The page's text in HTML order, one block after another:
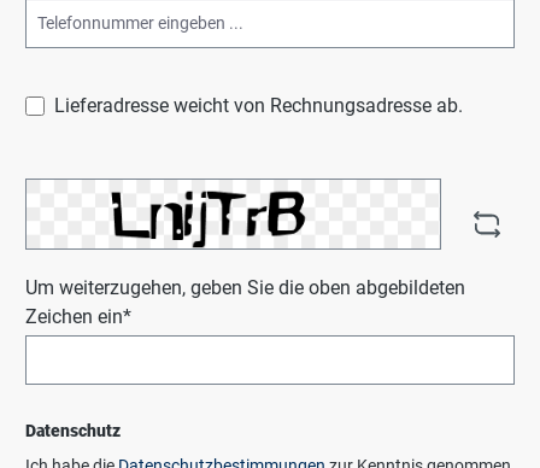
Lieferadresse weicht von Rechnungsadresse ab.
Um weiterzugehen, geben Sie die oben abgebildeten
Zeichen ein*
Datenschutz